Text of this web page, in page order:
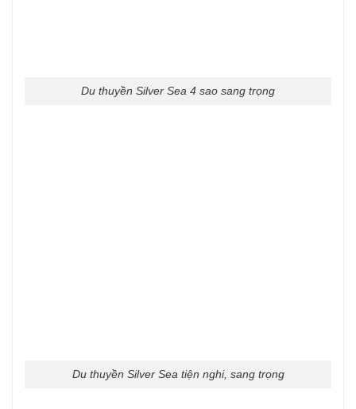
Du thuyền Silver Sea 4 sao sang trọng
Du thuyền Silver Sea tiện nghi, sang trọng